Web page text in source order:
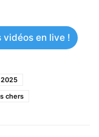
vidéos en live !
chers